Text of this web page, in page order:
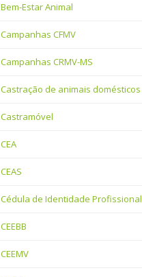
Bem-Estar Animal
Campanhas CFMV
Campanhas CRMV-MS
Castração de animais domésticos
Castramóvel
CEA
CEAS
Cédula de Identidade Profissional
CEEBB
CEEMV